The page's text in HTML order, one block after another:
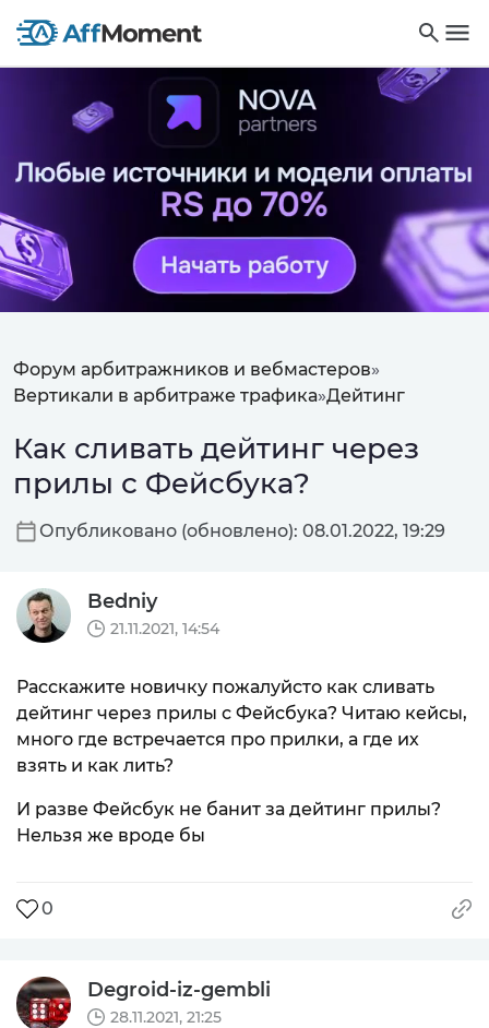
Форум арбитражников и вебмастеров»
Вертикали в арбитраже трафика»Дейтинг
Как сливать дейтинг через
прилы с Фейсбука?
Опубликовано (обновлено): 08.01.2022, 19:29
Bedniy
21.11.2021, 14:54
Расскажите новичку пожалуйсто как сливать
дейтинг через прилы с Фейсбука? Читаю кейсы,
много где встречается про прилки, а где их
взять и как лить?
И разве Фейсбук не банит за дейтинг прилы?
Нельзя же вроде бы
0
Degroid-iz-gembli
28.11.2021, 21:25